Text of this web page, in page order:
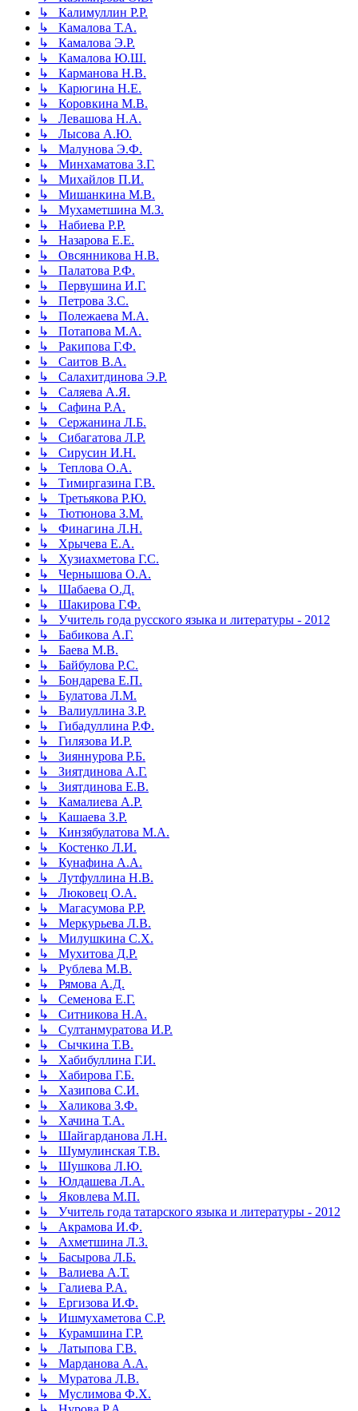
↳ Калимуллин Р.Р.
↳ Камалова Т.А.
↳ Камалова Э.Р.
↳ Камалова Ю.Ш.
↳ Карманова Н.В.
↳ Карюгина Н.Е.
↳ Коровкина М.В.
↳ Левашова Н.А.
↳ Лысова А.Ю.
↳ Малунова Э.Ф.
↳ Минхаматова З.Г.
↳ Михайлов П.И.
↳ Мишанкина М.В.
↳ Мухаметшина М.З.
↳ Набиева Р.Р.
↳ Назарова Е.Е.
↳ Овсянникова Н.В.
↳ Палатова Р.Ф.
↳ Первушина И.Г.
↳ Петрова З.С.
↳ Полежаева М.А.
↳ Потапова М.А.
↳ Ракипова Г.Ф.
↳ Саитов В.А.
↳ Салахитдинова Э.Р.
↳ Саляева А.Я.
↳ Сафина Р.А.
↳ Сержанина Л.Б.
↳ Сибагатова Л.Р.
↳ Сирусин И.Н.
↳ Теплова О.А.
↳ Тимиргазина Г.В.
↳ Третьякова Р.Ю.
↳ Тютюнова З.М.
↳ Финагина Л.Н.
↳ Хрычева Е.А.
↳ Хузиахметова Г.С.
↳ Чернышова О.А.
↳ Шабаева О.Д.
↳ Шакирова Г.Ф.
↳ Учитель года русского языка и литературы - 2012
↳ Бабикова А.Г.
↳ Баева М.В.
↳ Байбулова Р.С.
↳ Бондарева Е.П.
↳ Булатова Л.М.
↳ Валиуллина З.Р.
↳ Гибадуллина Р.Ф.
↳ Гилязова И.Р.
↳ Зияннурова Р.Б.
↳ Зиятдинова А.Г.
↳ Зиятдинова Е.В.
↳ Камалиева А.Р.
↳ Кашаева З.Р.
↳ Кинзябулатова М.А.
↳ Костенко Л.И.
↳ Кунафина А.А.
↳ Лутфуллина Н.В.
↳ Люковец О.А.
↳ Магасумова Р.Р.
↳ Меркурьева Л.В.
↳ Милушкина С.Х.
↳ Мухитова Д.Р.
↳ Рублева М.В.
↳ Рямова А.Д.
↳ Семенова Е.Г.
↳ Ситникова Н.А.
↳ Султанмуратова И.Р.
↳ Сычкина Т.В.
↳ Хабибуллина Г.И.
↳ Хабирова Г.Б.
↳ Хазипова С.И.
↳ Халикова З.Ф.
↳ Хачина Т.А.
↳ Шайгарданова Л.Н.
↳ Шумулинская Т.В.
↳ Шушкова Л.Ю.
↳ Юлдашева Л.А.
↳ Яковлева М.П.
↳ Учитель года татарского языка и литературы - 2012
↳ Акрамова И.Ф.
↳ Ахметшина Л.З.
↳ Басырова Л.Б.
↳ Валиева А.Т.
↳ Галиева Р.А.
↳ Ергизова И.Ф.
↳ Ишмухаметова С.Р.
↳ Курамшина Г.Р.
↳ Латыпова Г.В.
↳ Марданова А.А.
↳ Муратова Л.В.
↳ Муслимова Ф.Х.